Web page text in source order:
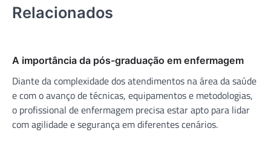
Relacionados
A importância da pós-graduação em enfermagem
Diante da complexidade dos atendimentos na área da saúde
e com o avanço de técnicas, equipamentos e metodologias,
o profissional de enfermagem precisa estar apto para lidar
com agilidade e segurança em diferentes cenários.